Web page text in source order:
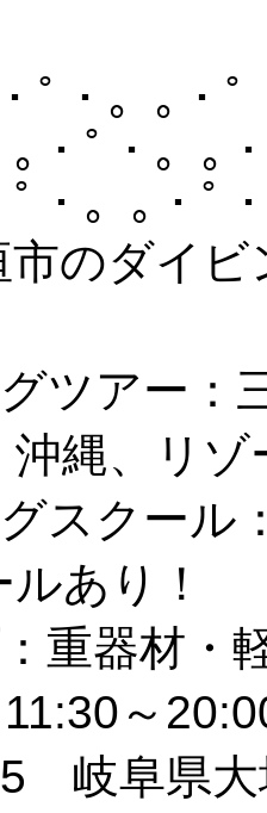
ﾟ・。｡・
・ﾟ・。｡
ﾟ・。｡・ﾟ
市のダイ
ツアー：
沖縄、リ
スクール
あり！
重器材・
～
岐阜県大